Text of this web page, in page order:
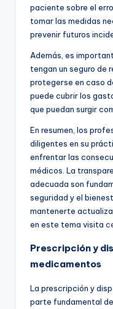
paciente sobre el
tomar las medidas
prevenir futuros
Además, es
tengan un seguro de
protegerse en caso
puede cubrir los
que puedan surgir
En resumen, los
diligentes en su
enfrentar las
médicos. La
adecuada son
seguridad y el
mantenerte
en este tema visita
Prescripción y
medicamentos
La prescripción y
parte fundamental